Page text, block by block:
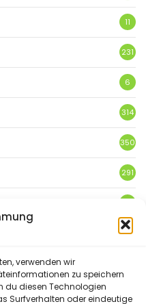
verwenden wir
zu speichern
du diesen Technologien
Surfverhalten oder eindeutige
11
231
6
314
350
291
359